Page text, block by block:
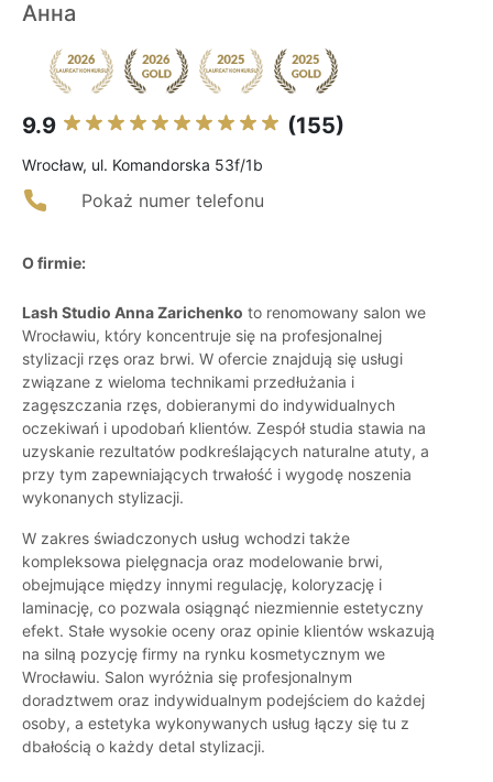
Анна
9.9 (155)
Wrocław, ul. Komandorska 53f/1b
Pokaż numer telefonu
O firmie:
Lash Studio Anna Zarichenko to renomowany salon we
Wrocławiu, który koncentruje się na profesjonalnej
stylizacji rzęs oraz brwi. W ofercie znajdują się usługi
związane z wieloma technikami przedłużania i
zagęszczania rzęs, dobieranymi do indywidualnych
oczekiwań i upodobań klientów. Zespół studia stawia na
uzyskanie rezultatów podkreślających naturalne atuty, a
przy tym zapewniających trwałość i wygodę noszenia
wykonanych stylizacji.
W zakres świadczonych usług wchodzi także
kompleksowa pielęgnacja oraz modelowanie brwi,
obejmujące między innymi regulację, koloryzację i
laminację, co pozwala osiągnąć niezmiennie estetyczny
efekt. Stałe wysokie oceny oraz opinie klientów wskazują
na silną pozycję firmy na rynku kosmetycznym we
Wrocławiu. Salon wyróżnia się profesjonalnym
doradztwem oraz indywidualnym podejściem do każdej
osoby, a estetyka wykonywanych usług łączy się tu z
dbałością o każdy detal stylizacji.